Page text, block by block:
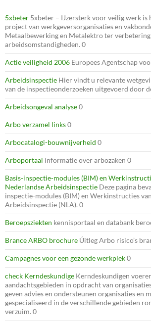
5xbeter 5xbeter – IJzersterk voor veilig werk is
project van werkgeversorganisaties en
Metaalbewerking en Metalektro ter verbetering
arbeidsomstandigheden. 0
Actie veiligheid 2006 Europees Agentschap
Arbeidsinspectie Hier vindt u relevante
van de inspectieonderzoeken uitgevoerd door
Arbeidsongeval analyse0
Arbo verzamel links0
Arbocatalogi-bouwnijverheid 0
Arboportaal informatie over arbozaken 0
Basis-inspectie-modules (BIM) en
Nederlandse Arbeidsinspectie Deze pagina
inspectie-modules (BIM) en Werkinstructies
Arbeidsinspectie (NLA). 0
Beroepsziekten kennisportaal en databank
Brance ARBO brochure Úitleg Arbo risico’s
Campagnes voor een gezonde werkplek0
check Kerndeskundige Kerndeskundigen
aandachtsgebieden in opdracht van
geven advies en ondersteunen organisaties en
gespecialiseerd in de verschillende gebieden
verzuim. 0